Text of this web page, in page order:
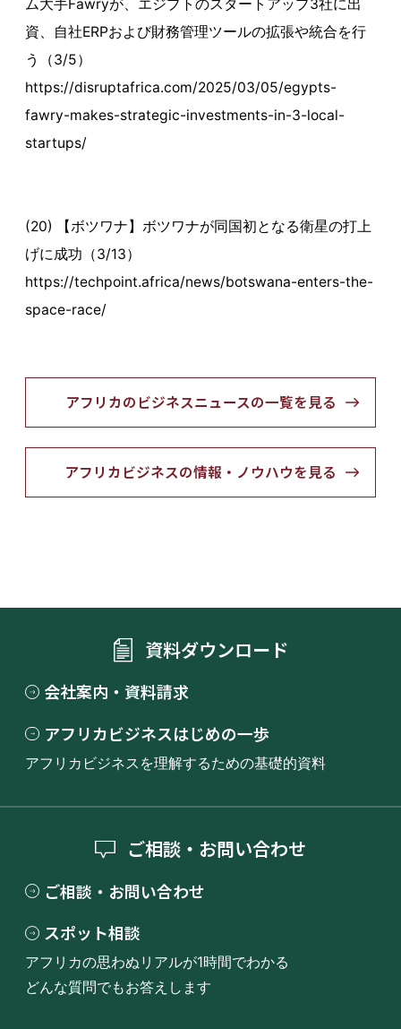
ム大手Fawryが、エジプトのスタートアップ3社に出
資、自社ERPおよび財務管理ツールの拡張や統合を行
う（3/5）
https://disruptafrica.com/2025/03/05/egypts-
fawry-makes-strategic-investments-in-3-local-
startups/
(20) 【ボツワナ】ボツワナが同国初となる衛星の打上
げに成功（3/13）
https://techpoint.africa/news/botswana-enters-the-
space-race/
アフリカのビジネスニュースの一覧を見る
アフリカビジネスの情報・ノウハウを見る
資料ダウンロード
会社案内・資料請求
アフリカビジネスはじめの一歩
アフリカビジネスを理解するための基礎的資料
ご相談・お問い合わせ
ご相談・お問い合わせ
スポット相談
アフリカの思わぬリアルが1時間でわかる
どんな質問でもお答えします